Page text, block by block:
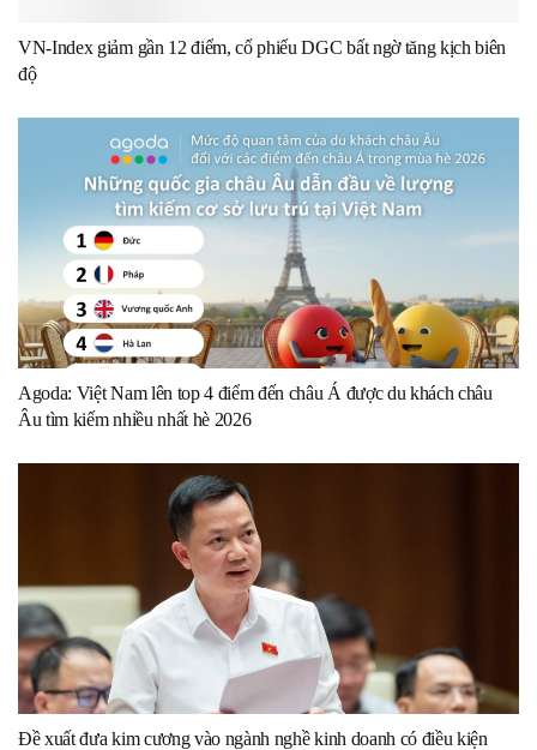
VN-Index giảm gần 12 điểm, cổ phiếu DGC bất ngờ tăng kịch biên
độ
Agoda: Việt Nam lên top 4 điểm đến châu Á được du khách châu
Âu tìm kiếm nhiều nhất hè 2026
Đề xuất đưa kim cương vào ngành nghề kinh doanh có điều kiện